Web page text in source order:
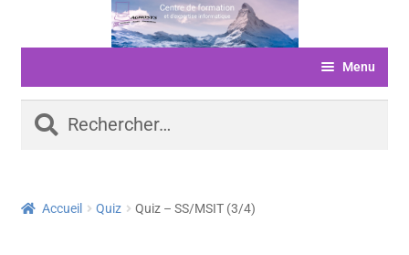
navigation
Menu
ACCUEIL
SERVICES
Accueil Quiz Quiz – SS/MSIT (3/4)